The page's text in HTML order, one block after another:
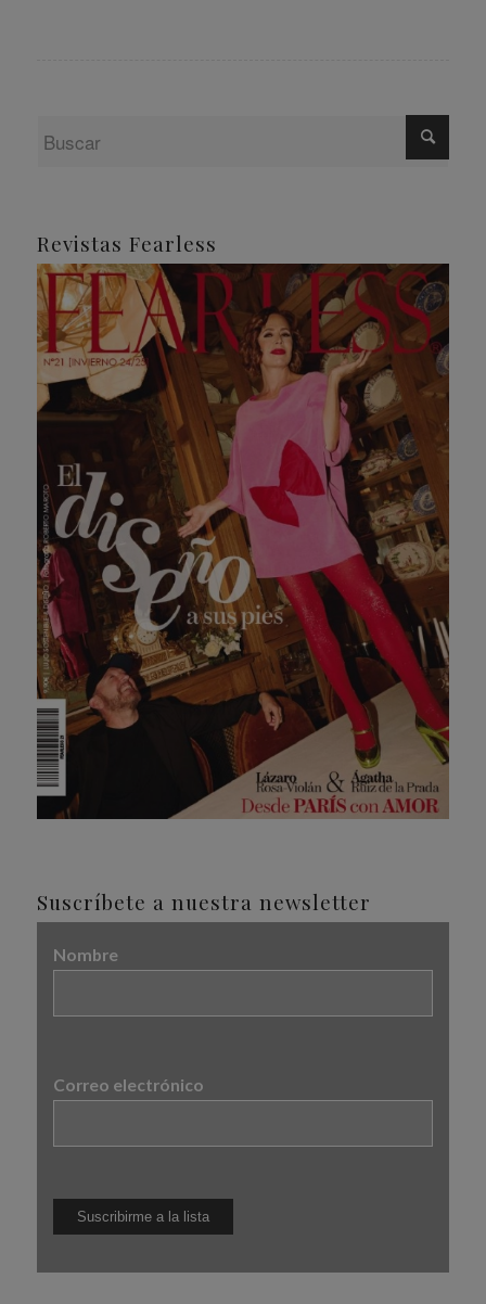
Revistas Fearless
Suscríbete a nuestra newsletter
Nombre
Correo electrónico